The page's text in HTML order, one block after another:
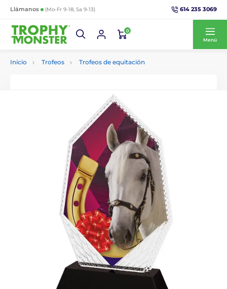
Llámanos (Mo-Fr 9-18, Sa 9-13) 614 235 3069
0
Menú
Inicio Trofeos Trofeos de equitación